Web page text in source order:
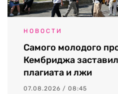
НОВОСТИ
Самого молодого
Кембриджа
плагиата и лжи
07.08.2026 / 08:45